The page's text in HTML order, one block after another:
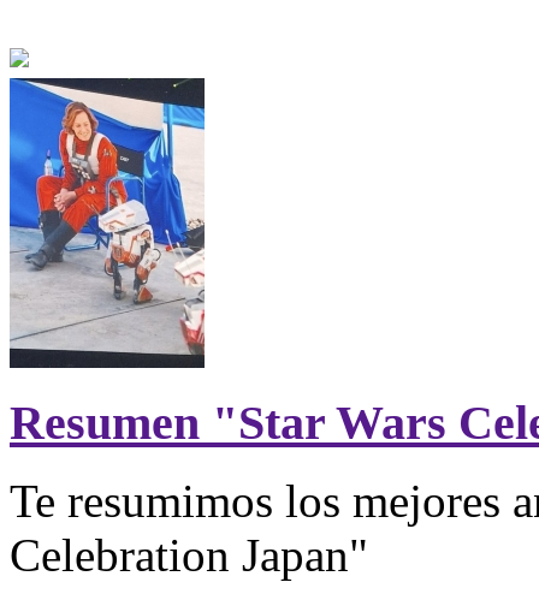
Resumen "Star Wars
Te resumimos los mejores
Celebration Japan"